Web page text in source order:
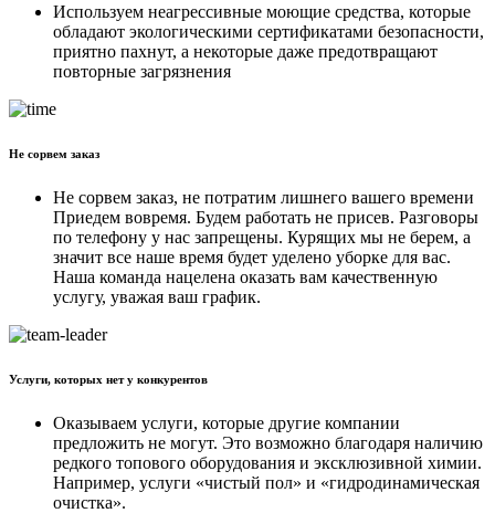
Используем неагрессивные моющие средства, которые
обладают экологическими сертификатами безопасности,
приятно пахнут, а некоторые даже предотвращают
повторные загрязнения
Не сорвем заказ
Не сорвем заказ, не потратим лишнего вашего времени
Приедем вовремя. Будем работать не присев. Разговоры
по телефону у нас запрещены. Курящих мы не берем, а
значит все наше время будет уделено уборке для вас.
Наша команда нацелена оказать вам качественную
услугу, уважая ваш график.
Услуги, которых нет у конкурентов
Оказываем услуги, которые другие компании
предложить не могут. Это возможно благодаря наличию
редкого топового оборудования и эксклюзивной химии.
Например, услуги «чистый пол» и «гидродинамическая
очистка».